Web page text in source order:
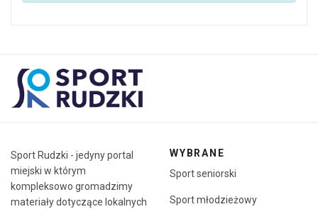
Sport Rudzki - jedyny portal
miejski w którym
kompleksowo gromadzimy
materiały dotyczące lokalnych
WYBRANE
Sport seniorski
Sport młodzieżowy